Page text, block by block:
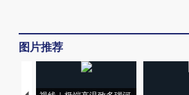
图片推荐